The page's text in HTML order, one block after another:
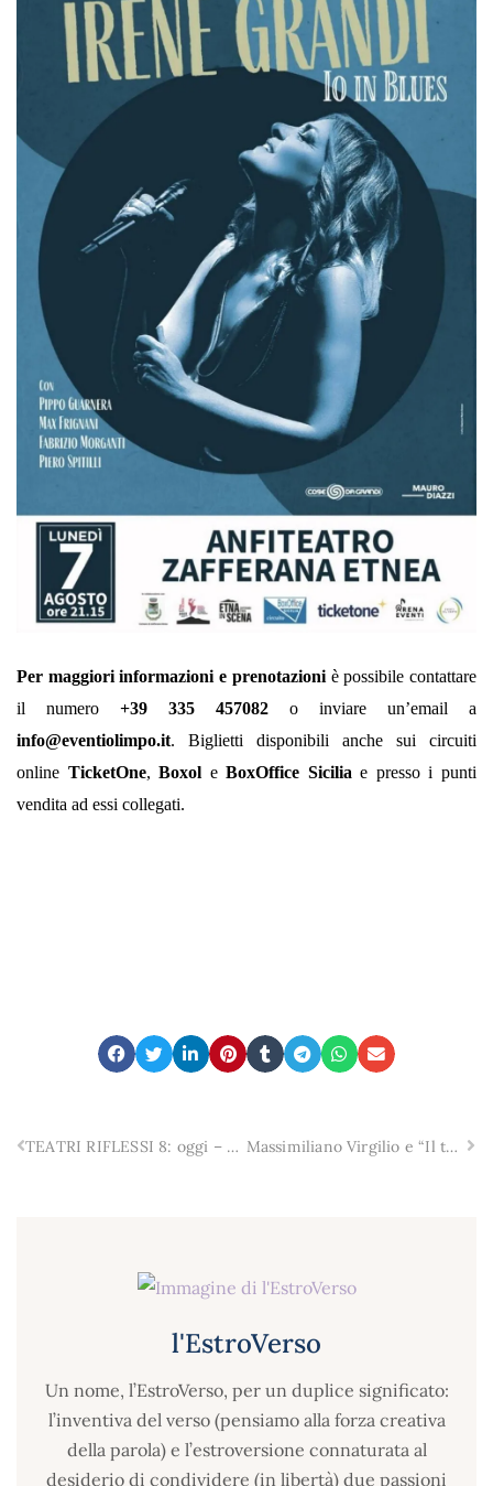
Per maggiori informazioni e prenotazioniè possibile contattare
il numero +39 335 457082 o inviare un’email a
info@eventiolimpo.it. Biglietti disponibili anche sui circuiti
online TicketOne,Boxol eBoxOffice Sicilia e presso i punti
vendita ad essi collegati.
TEATRI RIFLESSI 8: oggi – giovedì 13 luglio – prima giornata del Festival Internazionale di corti teatrali e coreutici Massimiliano Virgilio e “Il tempo delle stelle”, oggi al Festival TeatriRiflessi8.
l'EstroVerso
Un nome, l’EstroVerso, per un duplice significato:
l’inventiva del verso (pensiamo alla forza creativa
della parola) e l’estroversione connaturata al
desiderio di condividere (in libertà) due passioni